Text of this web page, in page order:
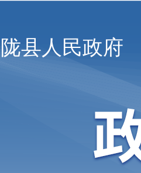
陇县人民政府